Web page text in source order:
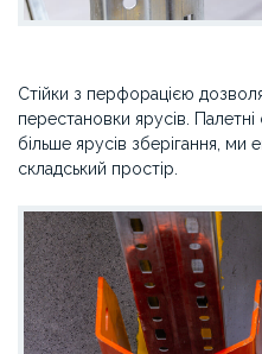
Стійки з перфорацією
перестановки ярусів.
більше ярусів зберігання,
складський простір.